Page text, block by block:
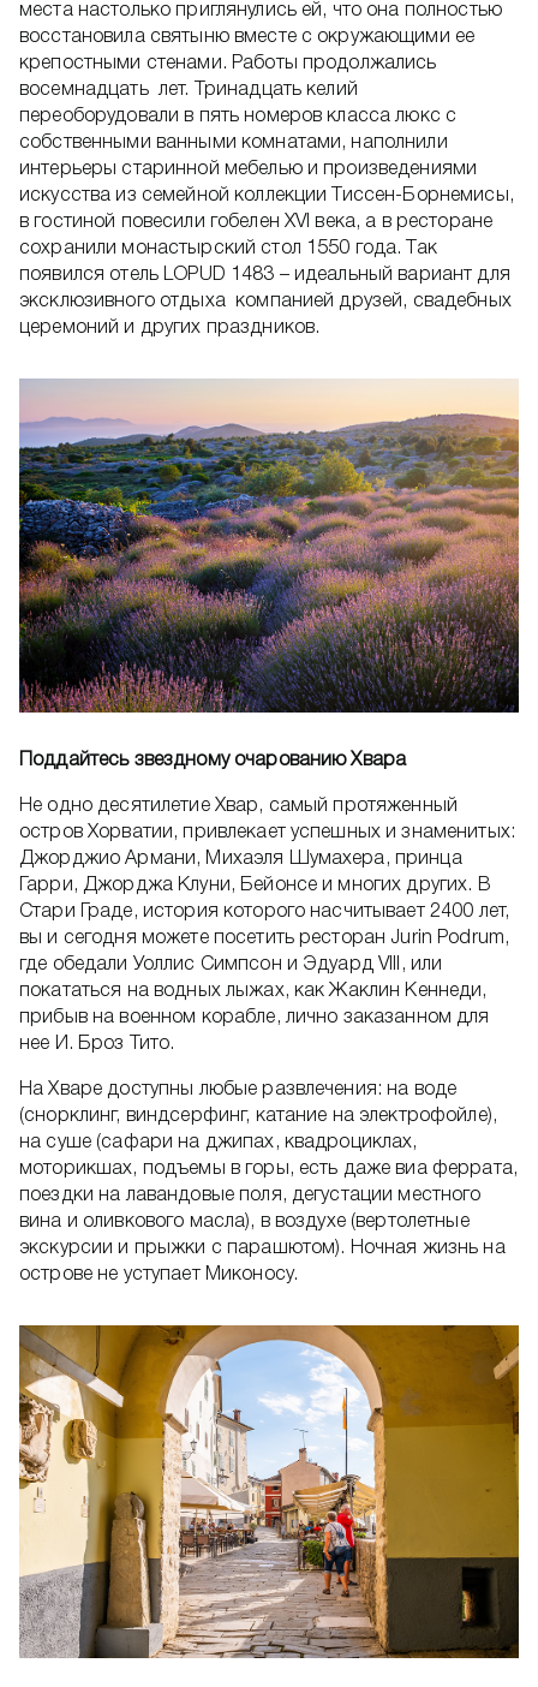
места настолько приглянулись ей, что она полностью
восстановила святыню вместе с окружающими ее
крепостными стенами. Работы продолжались
восемнадцать лет. Тринадцать келий
переоборудовали в пять номеров класса люкс с
собственными ванными комнатами, наполнили
интерьеры старинной мебелью и произведениями
искусства из семейной коллекции Тиссен-Борнемисы,
в гостиной повесили гобелен XVI века, а в ресторане
сохранили монастырский стол 1550 года. Так
появился отель LOPUD 1483 – идеальный вариант для
эксклюзивного отдыха компанией друзей, свадебных
церемоний и других праздников.
Поддайтесь звездному очарованию Хвара
Не одно десятилетие Хвар, самый протяженный
остров Хорватии, привлекает успешных и знаменитых:
Джорджио Армани, Михаэля Шумахера, принца
Гарри, Джорджа Клуни, Бейонсе и многих других. В
Стари Граде, история которого насчитывает 2400 лет,
вы и сегодня можете посетить ресторан Jurin Podrum,
где обедали Уоллис Симпсон и Эдуард VIII, или
покататься на водных лыжах, как Жаклин Кеннеди,
прибыв на военном корабле, лично заказанном для
нее И. Броз Тито.
На Хваре доступны любые развлечения: на воде
(снорклинг, виндсерфинг, катание на электрофойле),
на суше (сафари на джипах, квадроциклах,
моторикшах, подъемы в горы, есть даже виа феррата,
поездки на лавандовые поля, дегустации местного
вина и оливкового масла), в воздухе (вертолетные
экскурсии и прыжки с парашютом). Ночная жизнь на
острове не уступает Миконосу.